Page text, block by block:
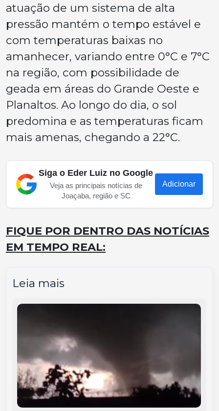
atuação de um sistema de alta
pressão mantém o tempo estável e
com temperaturas baixas no
amanhecer, variando entre 0°C e 7°C
na região, com possibilidade de
geada em áreas do Grande Oeste e
Planaltos. Ao longo do dia, o sol
predomina e as temperaturas ficam
mais amenas, chegando a 22°C.
Siga o Eder Luiz no Google
Veja as principais notícias de
Joaçaba, região e SC
Adicionar
FIQUE POR DENTRO DAS NOTÍCIAS
EM TEMPO REAL:
Leia mais